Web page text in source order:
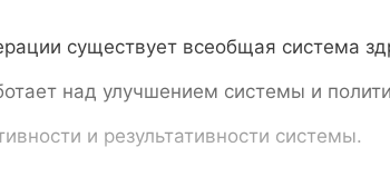
существует всеобщая система
над улучшением системы и
и результативности системы.